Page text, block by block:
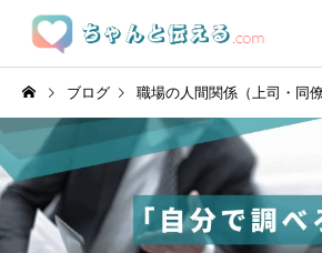
ブログ 職場の人間関係（上司・同僚